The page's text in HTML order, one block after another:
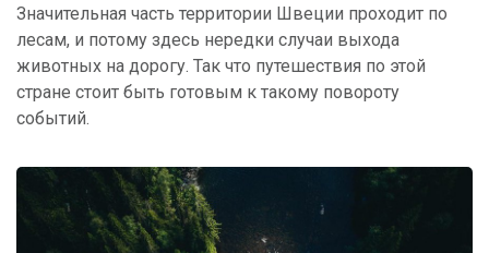
Значительная часть территории Швеции проходит по
лесам, и потому здесь нередки случаи выхода
животных на дорогу. Так что путешествия по этой
стране стоит быть готовым к такому повороту
событий.